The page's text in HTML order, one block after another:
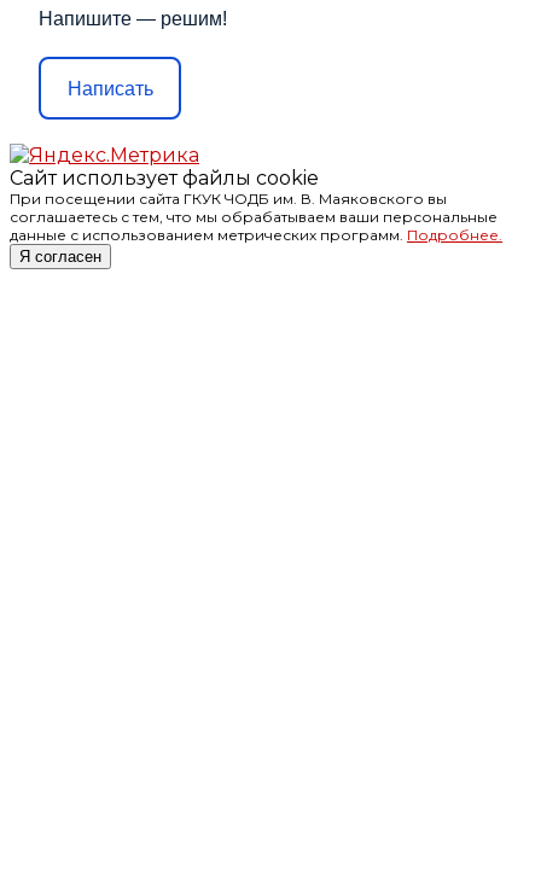
Напишите — решим!
Написать
Сайт использует файлы cookie
При посещении сайта ГКУК ЧОДБ им. В. Маяковского вы
соглашаетесь с тем, что мы обрабатываем ваши персональные
данные с использованием метрических программ. Подробнее.
Я согласен